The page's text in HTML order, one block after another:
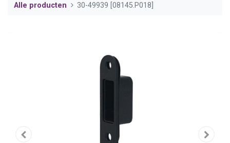
Alle producten 30-49939 [08145.P018]